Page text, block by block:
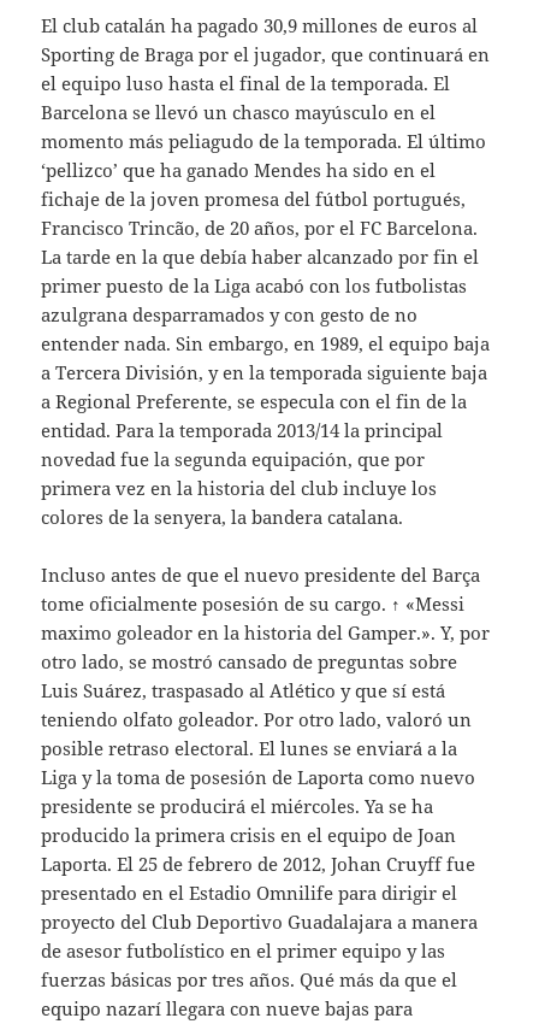
El club catalán ha pagado 30,9 millones de euros al
Sporting de Braga por el jugador, que continuará en
el equipo luso hasta el final de la temporada. El
Barcelona se llevó un chasco mayúsculo en el
momento más peliagudo de la temporada. El último
‘pellizco’ que ha ganado Mendes ha sido en el
fichaje de la joven promesa del fútbol portugués,
Francisco Trincão, de 20 años, por el FC Barcelona.
La tarde en la que debía haber alcanzado por fin el
primer puesto de la Liga acabó con los futbolistas
azulgrana desparramados y con gesto de no
entender nada. Sin embargo, en 1989, el equipo baja
a Tercera División, y en la temporada siguiente baja
a Regional Preferente, se especula con el fin de la
entidad. Para la temporada 2013/14 la principal
novedad fue la segunda equipación, que por
primera vez en la historia del club incluye los
colores de la senyera, la bandera catalana.
Incluso antes de que el nuevo presidente del Barça
tome oficialmente posesión de su cargo. ↑ «Messi
maximo goleador en la historia del Gamper.». Y, por
otro lado, se mostró cansado de preguntas sobre
Luis Suárez, traspasado al Atlético y que sí está
teniendo olfato goleador. Por otro lado, valoró un
posible retraso electoral. El lunes se enviará a la
Liga y la toma de posesión de Laporta como nuevo
presidente se producirá el miércoles. Ya se ha
producido la primera crisis en el equipo de Joan
Laporta. El 25 de febrero de 2012, Johan Cruyff fue
presentado en el Estadio Omnilife para dirigir el
proyecto del Club Deportivo Guadalajara a manera
de asesor futbolístico en el primer equipo y las
fuerzas básicas por tres años. Qué más da que el
equipo nazarí llegara con nueve bajas para